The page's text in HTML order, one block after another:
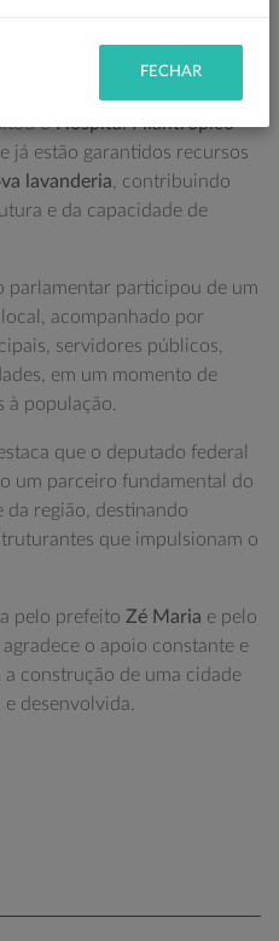
e a melhoria da qualidade de
oHospital Filantrópico
já estão garantidos recursos
lavanderia , contribuindo
e da capacidade de
parlamentar participou de um
acompanhado por
servidores públicos,
em um momento de
à população.
que o deputado federal
um parceiro fundamental do
da região, destinando
que impulsionam o
pelo prefeito Zé Maria e pelo
, agradece o apoio constante e
construção de uma cidade
desenvolvida.
FECHAR